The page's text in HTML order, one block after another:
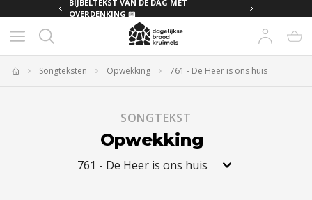
BIJBELTEKST VAN DE DAG MET
OVERDENKING 📖
Songteksten Opwekking 761 - De Heer is ons huis
SONGTEKST
Opwekking
761 - De Heer is ons huis